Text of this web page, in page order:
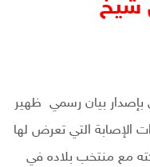
شيخ
بإصدار بيان رسمي ظهير
الإصابة التي تعرض لها
مع منتخب بلاده في